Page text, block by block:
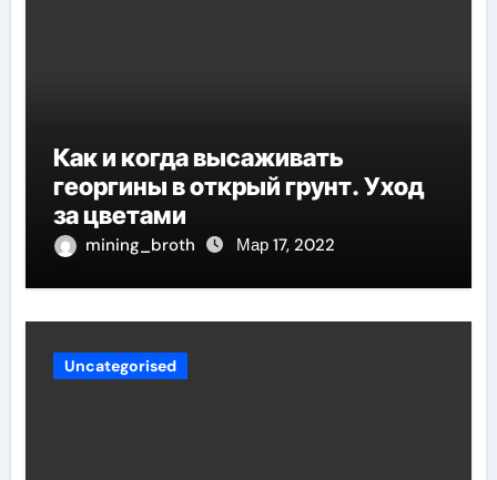
Как и когда высаживать
георгины в открый грунт. Уход
за цветами
mining_broth Мар 17, 2022
Uncategorised